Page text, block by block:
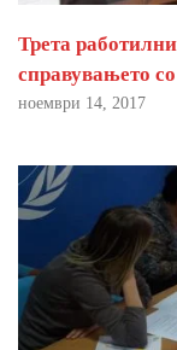
Трета
справувањето
ноември 14, 2017